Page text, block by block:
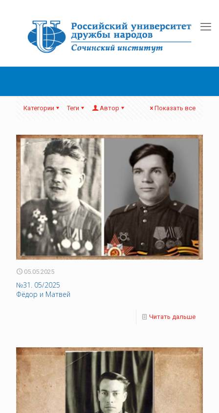
Категории Теги Автор Показать все
05.05.2025
№31. 05/2025
Фёдор и Матвей
Читать дальше